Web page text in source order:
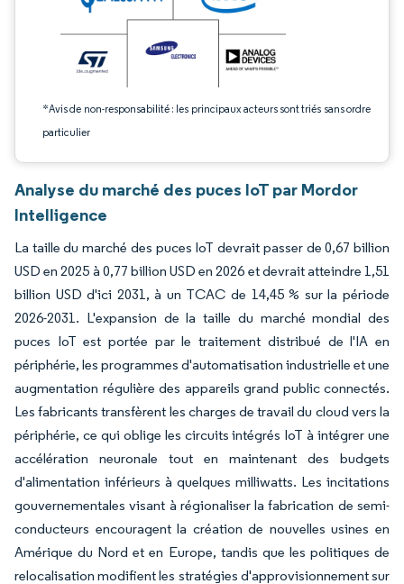
*Avis de non-responsabilité : les principaux acteurs sont triés sans ordre
particulier
Analyse du marché des puces IoT par Mordor
Intelligence
La taille du marché des puces IoT devrait passer de 0,67 billion
USD en 2025 à 0,77 billion USD en 2026 et devrait atteindre 1,51
billion USD d'ici 2031, à un TCAC de 14,45 % sur la période
2026-2031. L'expansion de la taille du marché mondial des
puces IoT est portée par le traitement distribué de l'IA en
périphérie, les programmes d'automatisation industrielle et une
augmentation régulière des appareils grand public connectés.
Les fabricants transfèrent les charges de travail du cloud vers la
périphérie, ce qui oblige les circuits intégrés IoT à intégrer une
accélération neuronale tout en maintenant des budgets
d'alimentation inférieurs à quelques milliwatts. Les incitations
gouvernementales visant à régionaliser la fabrication de semi-
conducteurs encouragent la création de nouvelles usines en
Amérique du Nord et en Europe, tandis que les politiques de
relocalisation modifient les stratégies d'approvisionnement sur